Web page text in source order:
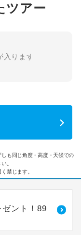
ツアー
入ります
も同じ角度・高度・天候での
。
禁じます。
ント！89